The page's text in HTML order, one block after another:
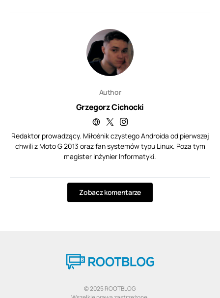
Author
Grzegorz Cichocki
Redaktor prowadzący. Miłośnik czystego Androida od pierwszej
chwili z Moto G 2013 oraz fan systemów typu Linux. Poza tym
magister inżynier Informatyki.
Zobacz komentarze
© 2025 ROOTBLOG